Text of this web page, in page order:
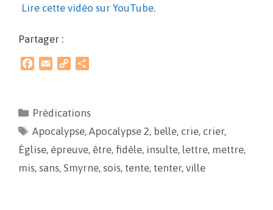
Lire cette vidéo sur YouTube.
Partager :
b
o
o
l
L
i
a
g
r
Prédications
Apocalypse,Apocalypse 2, belle, crie, crier,
Église, épreuve, être, fidèle, insulte, lettre, mettre,
mis, sans, Smyrne, sois, tente, tenter, ville